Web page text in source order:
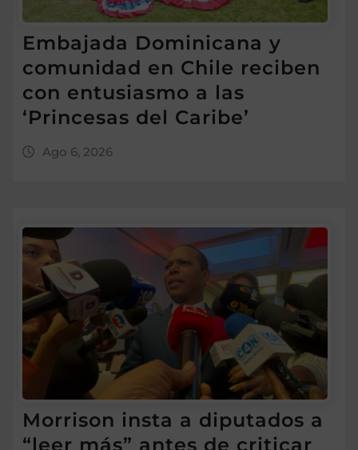
Embajada Dominicana y
comunidad en Chile reciben
con entusiasmo a las
‘Princesas del Caribe’
Ago 6, 2026
Morrison insta a diputados a
“leer más” antes de criticar